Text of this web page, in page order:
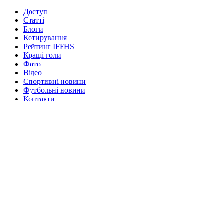
Доступ
Статті
Блоги
Котирування
Рейтинг IFFHS
Кращі голи
Фото
Відео
Спортивні новини
Футбольні новини
Контакти